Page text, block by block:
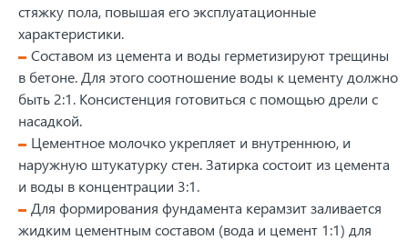
стяжку пола, повышая его эксплуатационные
характеристики.
Составом из цемента и воды герметизируют трещины
в бетоне. Для этого соотношение воды к цементу должно
быть 2:1. Консистенция готовиться с помощью дрели с
насадкой.
Цементное молочко укрепляет и внутреннюю, и
наружную штукатурку стен. Затирка состоит из цемента
и воды в концентрации 3:1.
Для формирования фундамента керамзит заливается
жидким цементным составом (вода и цемент 1:1) для